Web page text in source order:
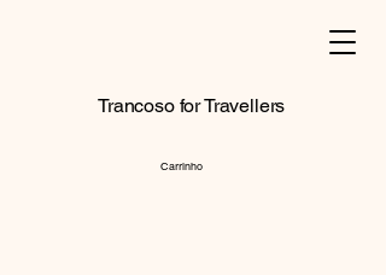
Trancoso for Travellers
Carrinho